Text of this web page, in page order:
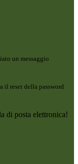
un messaggio
il reset della password
di posta elettronica!